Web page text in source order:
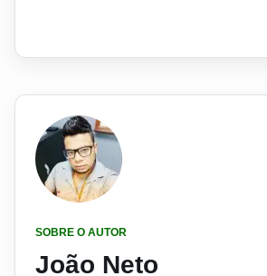
SOBRE O AUTOR
João Neto